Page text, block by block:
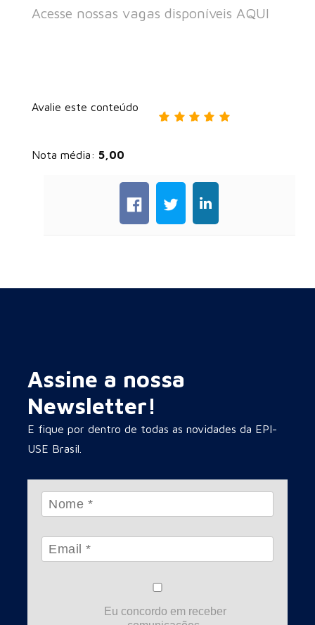
Acesse nossas vagas disponíveis AQUI
Avalie este conteúdo
Nota média: 5,00
Assine a nossa
Newsletter!
E fique por dentro de todas as novidades da EPI-
USE Brasil.
Eu concordo em receber